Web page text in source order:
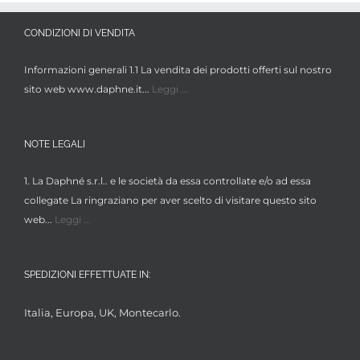
CONDIZIONI DI VENDITA
Informazioni generali 1.1 La vendita dei prodotti offerti sul nostro
sito web www.daphne.it... Leggi ...
NOTE LEGALI
1. La Daphné s.r.l.. e le società da essa controllate e/o ad essa
collegate La ringraziano per aver scelto di visitare questo sito
web... Leggi ...
SPEDIZIONI EFFETTUATE IN:
Italia, Europa, UK, Montecarlo.